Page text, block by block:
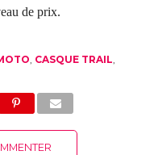
de prix.
, CASQUE TRAIL,